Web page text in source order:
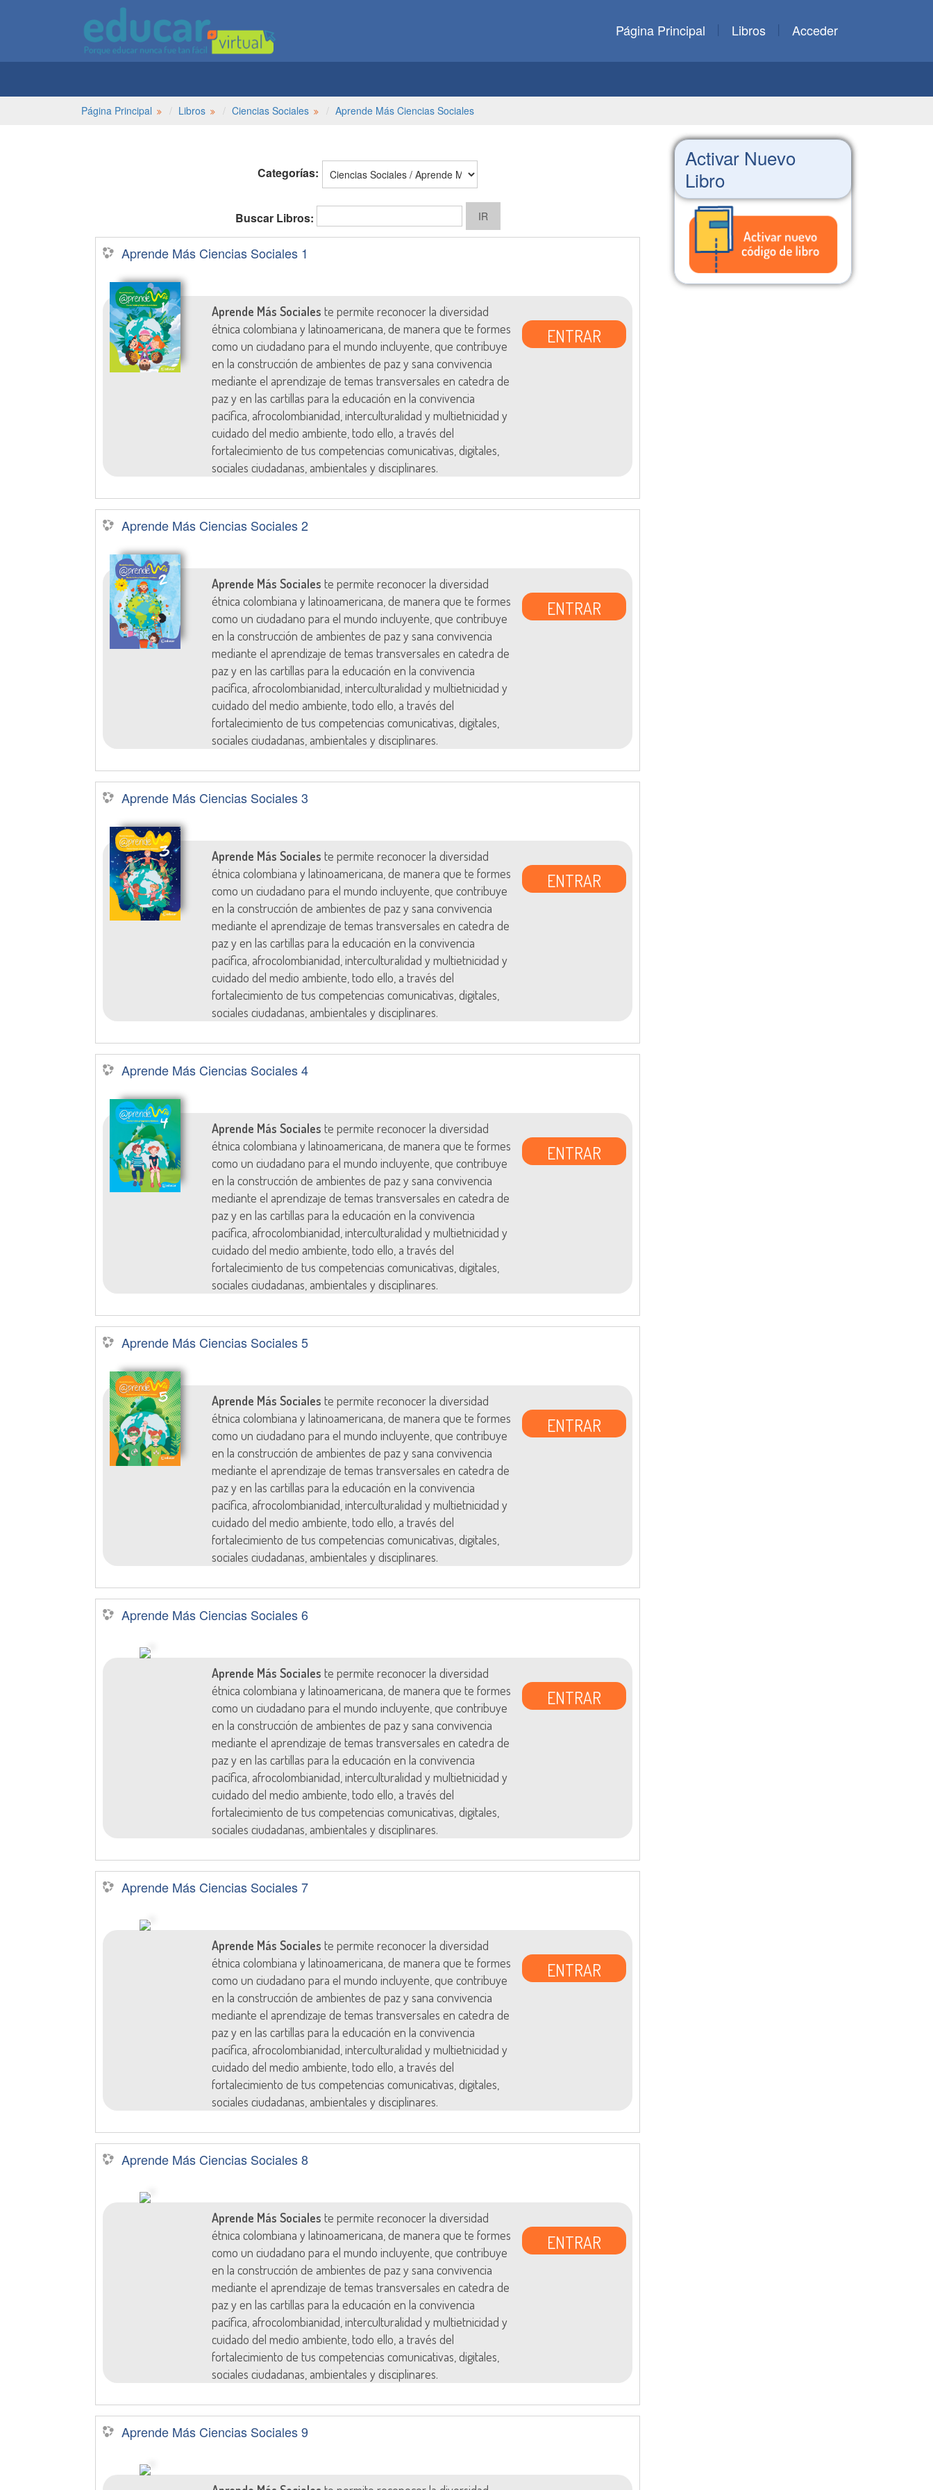
Página Principal Libros Acceder
Página Principal Libros Ciencias Sociales Aprende Más Ciencias Sociales
Categorías:
Buscar Libros:
Aprende Más Ciencias Sociales 1
Aprende Más Sociales te permite reconocer la diversidad
étnica colombiana y latinoamericana, de manera que te formes
como un ciudadano para el mundo incluyente, que contribuye
en la construcción de ambientes de paz y sana convivencia
mediante el aprendizaje de temas transversales en catedra de
paz y en las cartillas para la educación en la convivencia
pacífica, afrocolombianidad, interculturalidad y multietnicidad y
cuidado del medio ambiente, todo ello, a través del
fortalecimiento de tus competencias comunicativas, digitales,
sociales ciudadanas, ambientales y disciplinares.
ENTRAR
Aprende Más Ciencias Sociales 2
Aprende Más Sociales te permite reconocer la diversidad
étnica colombiana y latinoamericana, de manera que te formes
como un ciudadano para el mundo incluyente, que contribuye
en la construcción de ambientes de paz y sana convivencia
mediante el aprendizaje de temas transversales en catedra de
paz y en las cartillas para la educación en la convivencia
pacífica, afrocolombianidad, interculturalidad y multietnicidad y
cuidado del medio ambiente, todo ello, a través del
fortalecimiento de tus competencias comunicativas, digitales,
sociales ciudadanas, ambientales y disciplinares.
ENTRAR
Aprende Más Ciencias Sociales 3
Aprende Más Sociales te permite reconocer la diversidad
étnica colombiana y latinoamericana, de manera que te formes
como un ciudadano para el mundo incluyente, que contribuye
en la construcción de ambientes de paz y sana convivencia
mediante el aprendizaje de temas transversales en catedra de
paz y en las cartillas para la educación en la convivencia
pacífica, afrocolombianidad, interculturalidad y multietnicidad y
cuidado del medio ambiente, todo ello, a través del
fortalecimiento de tus competencias comunicativas, digitales,
sociales ciudadanas, ambientales y disciplinares.
ENTRAR
Aprende Más Ciencias Sociales 4
Aprende Más Sociales te permite reconocer la diversidad
étnica colombiana y latinoamericana, de manera que te formes
como un ciudadano para el mundo incluyente, que contribuye
en la construcción de ambientes de paz y sana convivencia
mediante el aprendizaje de temas transversales en catedra de
paz y en las cartillas para la educación en la convivencia
pacífica, afrocolombianidad, interculturalidad y multietnicidad y
cuidado del medio ambiente, todo ello, a través del
fortalecimiento de tus competencias comunicativas, digitales,
sociales ciudadanas, ambientales y disciplinares.
ENTRAR
Aprende Más Ciencias Sociales 5
Aprende Más Sociales te permite reconocer la diversidad
étnica colombiana y latinoamericana, de manera que te formes
como un ciudadano para el mundo incluyente, que contribuye
en la construcción de ambientes de paz y sana convivencia
mediante el aprendizaje de temas transversales en catedra de
paz y en las cartillas para la educación en la convivencia
pacífica, afrocolombianidad, interculturalidad y multietnicidad y
cuidado del medio ambiente, todo ello, a través del
fortalecimiento de tus competencias comunicativas, digitales,
sociales ciudadanas, ambientales y disciplinares.
ENTRAR
Aprende Más Ciencias Sociales 6
Aprende Más Sociales te permite reconocer la diversidad
étnica colombiana y latinoamericana, de manera que te formes
como un ciudadano para el mundo incluyente, que contribuye
en la construcción de ambientes de paz y sana convivencia
mediante el aprendizaje de temas transversales en catedra de
paz y en las cartillas para la educación en la convivencia
pacífica, afrocolombianidad, interculturalidad y multietnicidad y
cuidado del medio ambiente, todo ello, a través del
fortalecimiento de tus competencias comunicativas, digitales,
sociales ciudadanas, ambientales y disciplinares.
ENTRAR
Aprende Más Ciencias Sociales 7
Aprende Más Sociales te permite reconocer la diversidad
étnica colombiana y latinoamericana, de manera que te formes
como un ciudadano para el mundo incluyente, que contribuye
en la construcción de ambientes de paz y sana convivencia
mediante el aprendizaje de temas transversales en catedra de
paz y en las cartillas para la educación en la convivencia
pacífica, afrocolombianidad, interculturalidad y multietnicidad y
cuidado del medio ambiente, todo ello, a través del
fortalecimiento de tus competencias comunicativas, digitales,
sociales ciudadanas, ambientales y disciplinares.
ENTRAR
Aprende Más Ciencias Sociales 8
Aprende Más Sociales te permite reconocer la diversidad
étnica colombiana y latinoamericana, de manera que te formes
como un ciudadano para el mundo incluyente, que contribuye
en la construcción de ambientes de paz y sana convivencia
mediante el aprendizaje de temas transversales en catedra de
paz y en las cartillas para la educación en la convivencia
pacífica, afrocolombianidad, interculturalidad y multietnicidad y
cuidado del medio ambiente, todo ello, a través del
fortalecimiento de tus competencias comunicativas, digitales,
sociales ciudadanas, ambientales y disciplinares.
ENTRAR
Aprende Más Ciencias Sociales 9
Activar Nuevo
Libro